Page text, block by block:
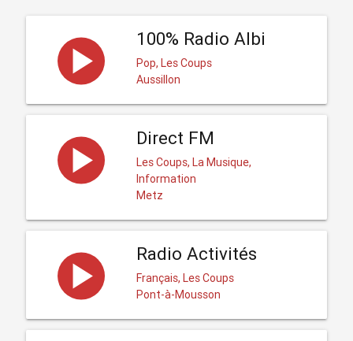
100% Radio Albi
Pop, Les Coups
Aussillon
Direct FM
Les Coups, La Musique,
Information
Metz
Radio Activités
Français, Les Coups
Pont-à-Mousson